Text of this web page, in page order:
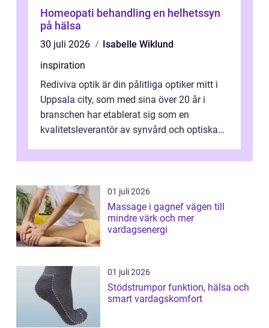
Homeopati behandling en helhetssyn
på hälsa
30 juli 2026
Isabelle Wiklund
inspiration
Rediviva optik är din pålitliga optiker mitt i
Uppsala city, som med sina över 20 år i
branschen har etablerat sig som en
kvalitetsleverantör av synvård och optiska
01 juli 2026
Massage i gagnef vägen till
mindre värk och mer
vardagsenergi
01 juli 2026
Stödstrumpor funktion, hälsa och
smart vardagskomfort